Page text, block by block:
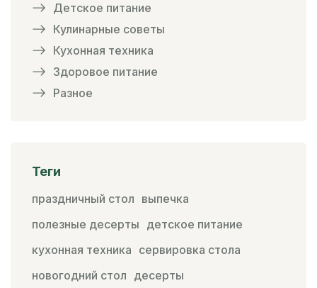
Детское питание
Кулинарные советы
Кухонная техника
Здоровое питание
Разное
Теги
праздничный стол выпечка
полезные десерты детское питание
кухонная техника сервировка стола
новогодний стол десерты